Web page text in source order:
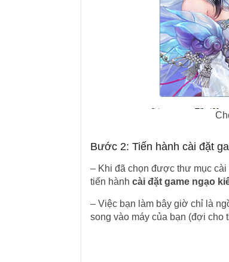
Bước 2: Tiến hành cài đặt
– Khi đã chọn được thư mục cài
tiến hành cài đặt game ngạo
– Việc bạn làm bây giờ chỉ là
song vào máy của bạn (đợi cho